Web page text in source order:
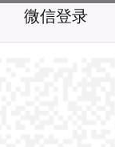
微信登录